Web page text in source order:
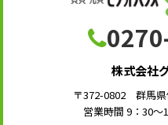
株式会社
〒372-0802 群馬県
営業時間 9：30